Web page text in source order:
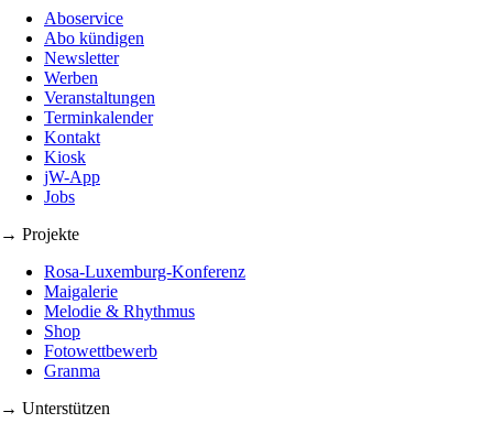
Aboservice
Abo kündigen
Newsletter
Werben
Veranstaltungen
Terminkalender
Kontakt
Kiosk
jW-App
Jobs
→ Projekte
Rosa-Luxemburg-Konferenz
Maigalerie
Melodie & Rhythmus
Shop
Fotowettbewerb
Granma
→ Unterstützen